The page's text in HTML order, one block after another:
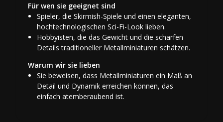
Für wen sie geeignet sind
Spieler, die Skirmish-Spiele und einen eleganten,
hochtechnologischen Sci-Fi-Look lieben.
Hobbyisten, die das Gewicht und die scharfen
Details traditioneller Metallminiaturen schätzen.
Warum wir sie lieben
Sie beweisen, dass Metallminiaturen ein Maß an
Detail und Dynamik erreichen können, das
einfach atemberaubend ist.